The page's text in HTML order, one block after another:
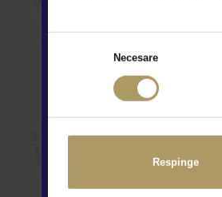
Necesare
Respinge